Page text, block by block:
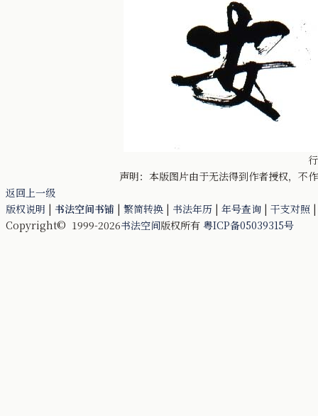
声明：本版图片由于无法得到作者授权，不
返回上一级
版权说明 | 书法空间书铺 | 繁简转换 | 书法年历 | 年号查询 | 干支对照
Copyright© 1999-2026书法空间版权所有 粤ICP备05039315号